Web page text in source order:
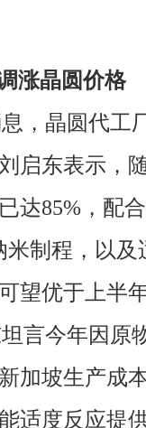
涨晶圆价格
，晶圆代工
启东表示，
达85%，配
米制程，以
望优于上半
言今年因原
加坡生产成
适度反应提